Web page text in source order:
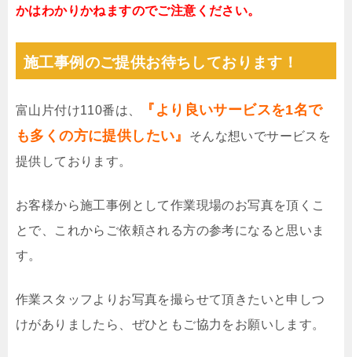
かはわかりかねますのでご注意ください。
施工事例のご提供お待ちしております！
富山片付け110番は、
『より良いサービスを1名で
も多くの方に提供したい』
そんな想いでサービスを
提供しております。
お客様から施工事例として作業現場のお写真を頂くこ
とで、これからご依頼される方の参考になると思いま
す。
作業スタッフよりお写真を撮らせて頂きたいと申しつ
けがありましたら、ぜひともご協力をお願いします。